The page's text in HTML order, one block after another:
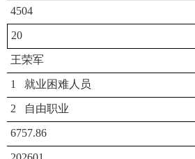
4504
20
王荣军
1 就业困难人员
2 自由职业
6757.86